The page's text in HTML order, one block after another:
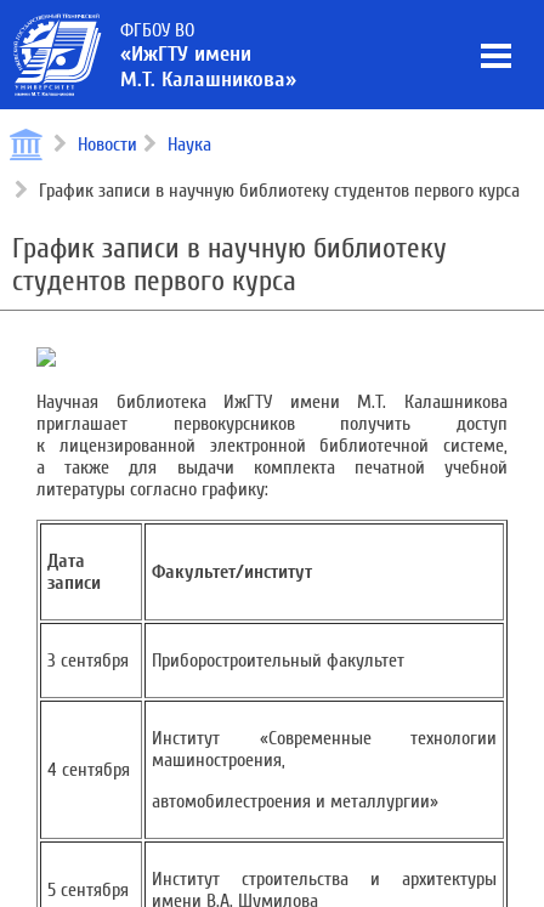
ФГБОУ ВО
«ИжГТУ имени
М.Т. Калашникова»
Новости Наука
График записи в научную библиотеку студентов первого курса
График записи в научную библиотеку
студентов первого курса
Научная библиотека ИжГТУ имени М.Т. Калашникова
приглашает первокурсников получить доступ
к лицензированной электронной библиотечной системе,
а также для выдачи комплекта печатной учебной
литературы согласно графику:
Дата
записи
Факультет/институт
3 сентября Приборостроительный факультет
4 сентября
Институт «Современные технологии
машиностроения,
автомобилестроения и металлургии»
5 сентября
Институт строительства и архитектуры
имени В.А. Шумилова